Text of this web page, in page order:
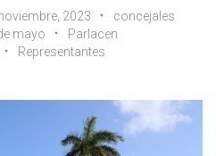
2023
concejales
mayo
Parlacen
Representantes